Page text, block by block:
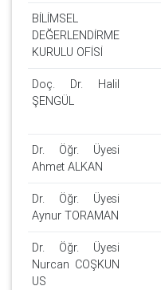
BİLİMSEL
DEĞERLENDİRME
KURULU OFİSİ
Doç. Dr. Halil
ŞENGÜL
Dr. Öğr. Üyesi
Ahmet ALKAN
Dr. Öğr. Üyesi
Aynur TORAMAN
Dr. Öğr. Üyesi
Nurcan COŞKUN
US